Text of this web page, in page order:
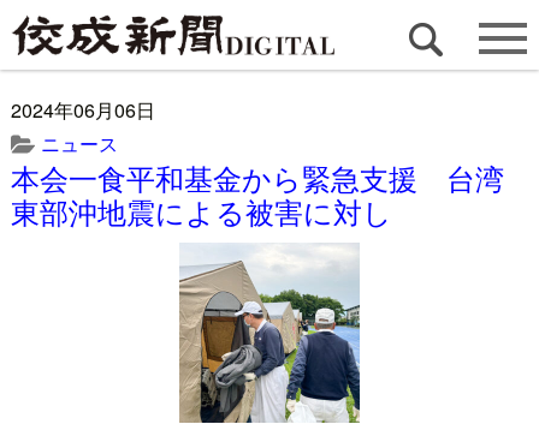
2024年06月06日
ニュース
本会一食平和基金から緊急支援 台湾
東部沖地震による被害に対し